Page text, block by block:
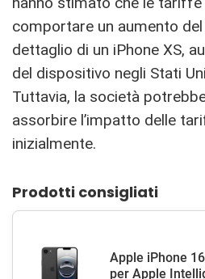
comportare un aumento
dettaglio di un iPhone XS,
del dispositivo negli Stati
Tuttavia, la società
assorbire l’impatto delle
inizialmente.
Prodotti consigliati
Apple iPhone
per Apple